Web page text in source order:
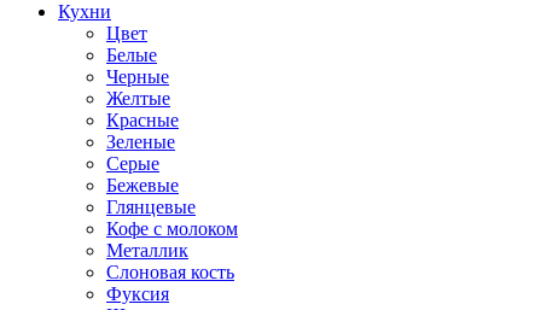
Кухни
Цвет
Белые
Черные
Желтые
Красные
Зеленые
Серые
Бежевые
Глянцевые
Кофе с молоком
Металлик
Слоновая кость
Фуксия